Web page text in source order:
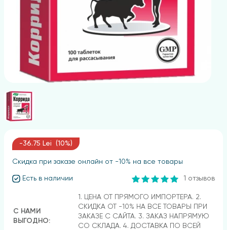
-36.75 Lei (10%)
Скидка при заказе онлайн от -10% на все товары
Есть в наличии 1 отзывов
С НАМИ
ВЫГОДНО:
1. ЦЕНА ОТ ПРЯМОГО ИМПОРТЕРА. 2.
СКИДКА ОТ -10% НА ВСЕ ТОВАРЫ ПРИ
ЗАКАЗЕ С САЙТА. 3. ЗАКАЗ НАПРЯМУЮ
СО СКЛАДА. 4. ДОСТАВКА ПО ВСЕЙ